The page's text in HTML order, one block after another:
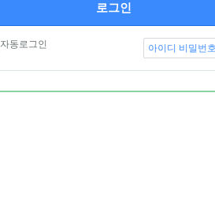
로그인
자동로그인 아이디 비밀번